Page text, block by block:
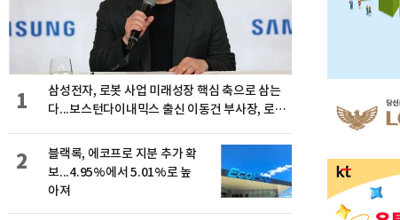
삼성전자, 로봇 사업 미래성장 핵심 축으로 삼는
다...보스턴다이내믹스 출신 이동건 부사장, 로보
1
블랙록, 에코프로 지분 추가 확
보...4.95%에서 5.01%로 높
아져
2